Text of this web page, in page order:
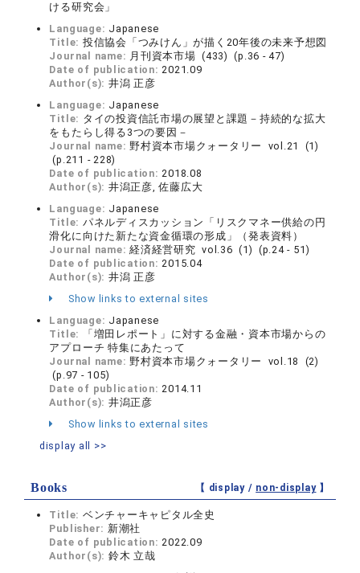
ける研究会」
Language: Japanese
Title: 投信協会「つみけん」が描く20年後の未来予想図
Journal name: 月刊資本市場 (433) (p.36 - 47)
Date of publication:2021.09
Author(s): 井潟 正彦
Language: Japanese
Title: タイの投資信託市場の展望と課題－持続的な拡大
をもたらし得る3つの要因－
Journal name:野村資本市場クォータリー vol.21 (1)
(p.211 - 228)
Date of publication:2018.08
Author(s): 井潟正彦, 佐藤広大
Language: Japanese
Title: パネルディスカッション「リスクマネー供給の円
滑化に向けた新たな資金循環の形成」（発表資料）
Journal name:経済経営研究 vol.36 (1) (p.24 - 51)
Date of publication:2015.04
Author(s): 井潟 正彦
Show links to external sites
Language: Japanese
Title:
「増田レポート」に対する金融・資本市場からの
アプローチ 特集にあたって
Journal name:野村資本市場クォータリー vol.18 (2)
(p.97 - 105)
Date of publication:2014.11
Author(s): 井潟正彦
Show links to external sites
display all >>
Books 【 display / non-display】
Title: ベンチャーキャピタル全史
Publisher: 新潮社
Date of publication:2022.09
Author(s): 鈴木 立哉